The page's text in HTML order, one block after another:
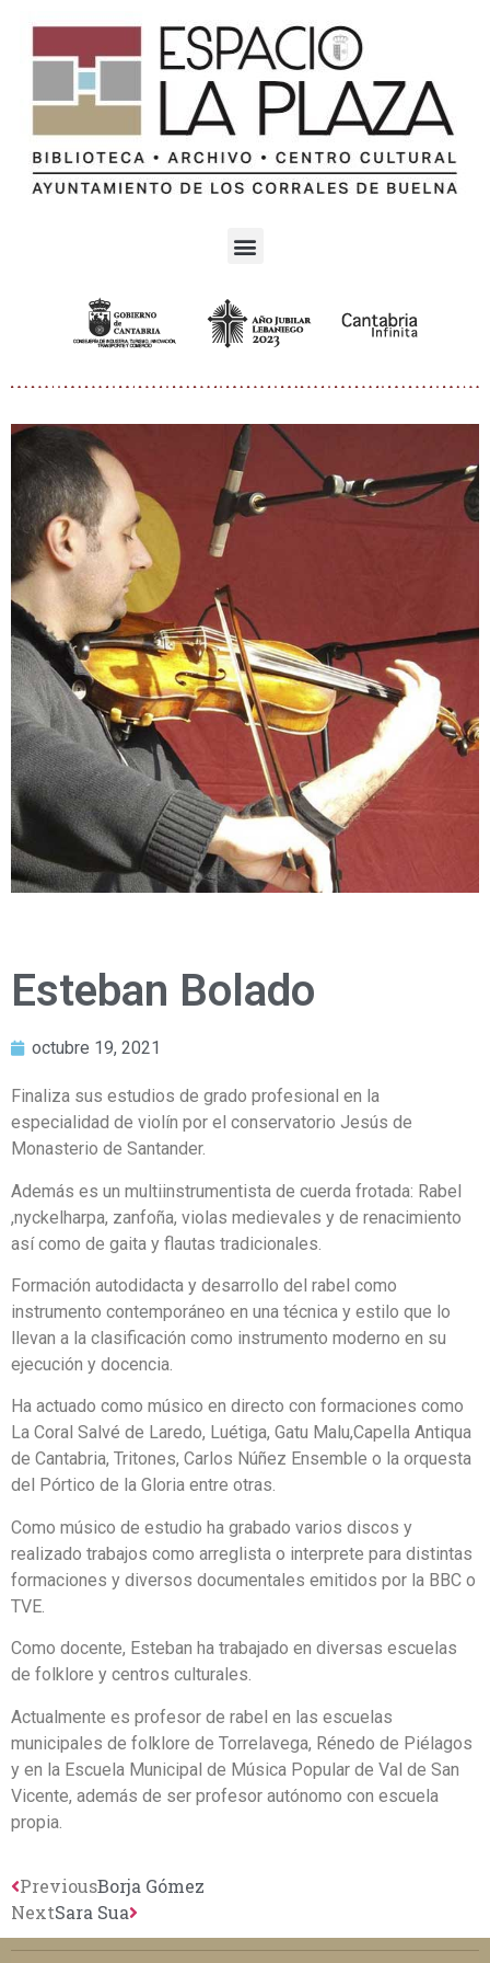
Esteban Bolado
octubre 19, 2021
Finaliza sus estudios de grado profesional en la
especialidad de violín por el conservatorio Jesús de
Monasterio de Santander.
Además es un multiinstrumentista de cuerda frotada: Rabel
,nyckelharpa, zanfoña, violas medievales y de renacimiento
así como de gaita y flautas tradicionales.
Formación autodidacta y desarrollo del rabel como
instrumento contemporáneo en una técnica y estilo que lo
llevan a la clasificación como instrumento moderno en su
ejecución y docencia.
Ha actuado como músico en directo con formaciones como
La Coral Salvé de Laredo, Luétiga, Gatu Malu,Capella Antiqua
de Cantabria, Tritones, Carlos Núñez Ensemble o la orquesta
del Pórtico de la Gloria entre otras.
Como músico de estudio ha grabado varios discos y
realizado trabajos como arreglista o interprete para distintas
formaciones y diversos documentales emitidos por la BBC o
TVE.
Como docente, Esteban ha trabajado en diversas escuelas
de folklore y centros culturales.
Actualmente es profesor de rabel en las escuelas
municipales de folklore de Torrelavega, Rénedo de Piélagos
y en la Escuela Municipal de Música Popular de Val de San
Vicente, además de ser profesor autónomo con escuela
propia.
PreviousBorja Gómez
NextSara Sua